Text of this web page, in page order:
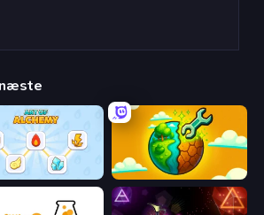
Land Explorers: Merge & Build